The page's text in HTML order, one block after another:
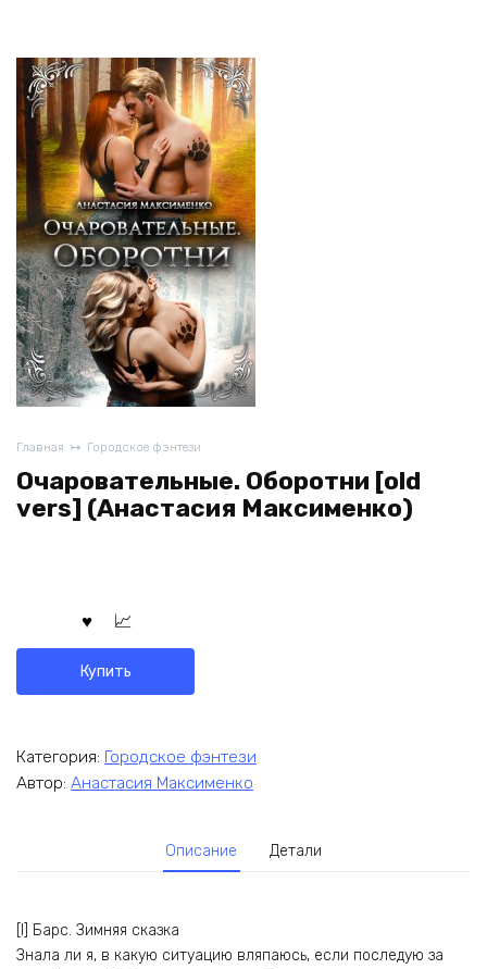
Главная Городское фэнтези
Очаровательные. Оборотни [old
vers] (Анастасия Максименко)
Купить
Категория: Городское фэнтези
Автор: Анастасия Максименко
Описание Детали
[I] Барс. Зимняя сказка
Знала ли я, в какую ситуацию вляпаюсь, если последую за